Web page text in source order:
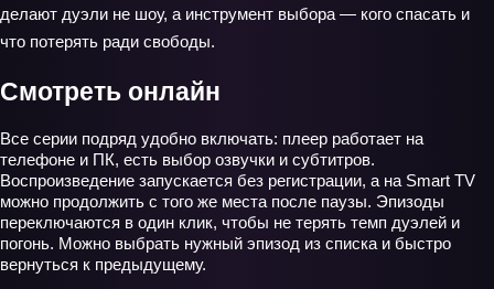
делают дуэли не шоу, а инструмент выбора — кого спасать и
что потерять ради свободы.
Смотреть онлайн
Все серии подряд удобно включать: плеер работает на
телефоне и ПК, есть выбор озвучки и субтитров.
Воспроизведение запускается без регистрации, а на Smart TV
можно продолжить с того же места после паузы. Эпизоды
переключаются в один клик, чтобы не терять темп дуэлей и
погонь. Можно выбрать нужный эпизод из списка и быстро
вернуться к предыдущему.